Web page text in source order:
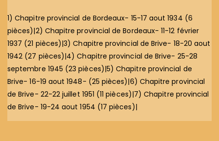
1) Chapitre provincial de Bordeaux- 15-17 aout 1934 (6
pièces)|2) Chapitre provincial de Bordeaux- 11-12 février
1937 (21 pièces)|3) Chapitre provincial de Brive- 18-20 aout
1942 (27 pièces)|4) Chapitre provincial de Brive- 25-28
septembre 1945 (23 pièces)|5) Chapitre provincial de
Brive- 16-19 aout 1948- (25 pièces)|6) Chapitre provincial
de Brive- 22-22 juillet 1951 (11 pièces)|7) Chapitre provincial
de Brive- 19-24 aout 1954 (17 pièces)|